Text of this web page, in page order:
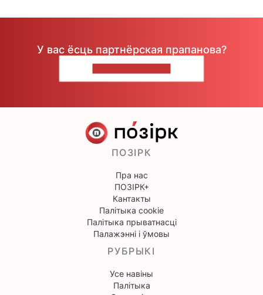
У вас ёсць партнёрская прапанова?
ПОЗІРК
Пра нас
ПОЗІРК+
Кантакты
Палітыка cookie
Палітыка прыватнасці
Палажэнні і ўмовы
РУБРЫКІ
Усе навіны
Палітыка